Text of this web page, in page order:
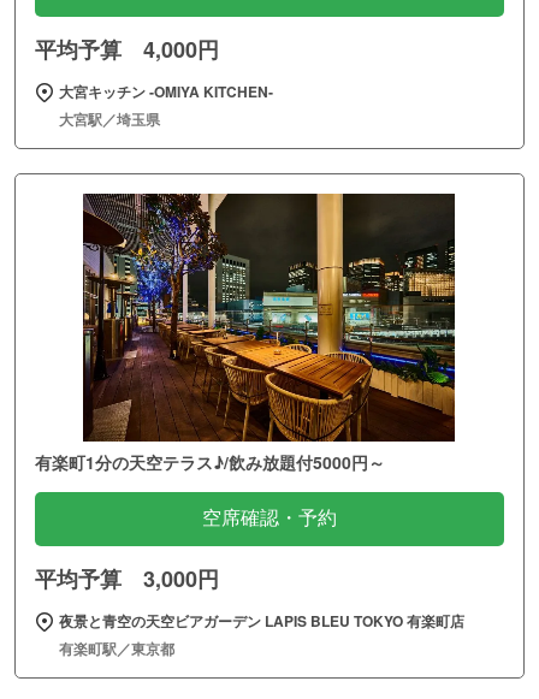
平均予算 4,000円
大宮キッチン ‐OMIYA KITCHEN‐
大宮駅／埼玉県
有楽町1分の天空テラス♪/飲み放題付5000円～
空席確認・予約
平均予算 3,000円
夜景と青空の天空ビアガーデン LAPIS BLEU TOKYO 有楽町店
有楽町駅／東京都